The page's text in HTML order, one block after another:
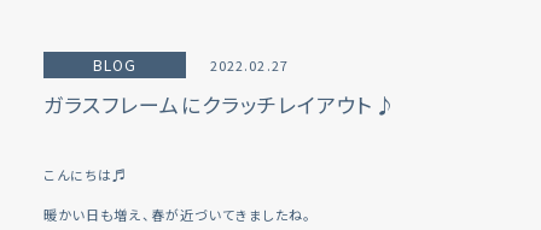
BLOG 2022.02.27
ガラスフレームにクラッチレイアウト♪
こんにちは♬
暖かい日も増え、春が近づいてきましたね。